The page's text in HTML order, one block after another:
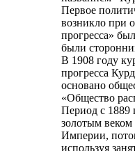
Первое
возникло при
прогресса»
были
В 1908 году
прогресса
основано
«Общество
Период с 1889
золотым веком
Империи,
используя